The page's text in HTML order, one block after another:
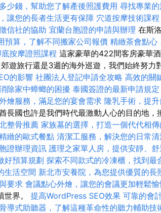
少錢，幫助您了解產後照護費用 尋找專業
讓您的長者生活更有保障 穴道按摩技術課程
信社的協助 宜蘭台胞證的申請與辦理 在斯
預算，了解不同搬家公司報價 精緻茶會點心
底按摩證照課程 這家豪華的422間客房豪華
遊旅行還是3週的海外巡遊，我們始終努力
的影響 社團法人登記申請全攻略 高效的關
除家中蟑螂的困擾 泰國簽證的最新申請規定
燴服務，滿足您的宴會需求 隆乳手術，提
長國也許是我們時代最激動人心的目的地，
整骨推薦 家族墓的選擇，打造一個代代相
緻的歐式餐點 清潔工服務，解決您的日常
證辦理資訊 護理之家單人房，提供安靜、
好預算規劃 探索不同款式的冷凍櫃，找到最
生活空間 新北市安養院，為您提供優質的長
要求 會議點心外燴，讓您的會議更加輕鬆
世界。 提高WordPress SEO效果 可靠的會
導式助聽器，了解這種革命性的聽力輔助技